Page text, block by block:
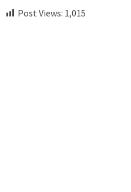
Post Views: 1,015